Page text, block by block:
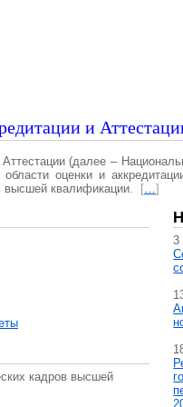
и
(далее –
оценки и
высшей квалификации.
[…]
кадров высшей
3